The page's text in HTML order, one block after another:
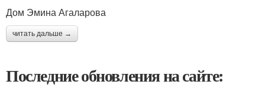
Дом Эмина Агаларова
читать дальше →
Последние обновления на сайте: